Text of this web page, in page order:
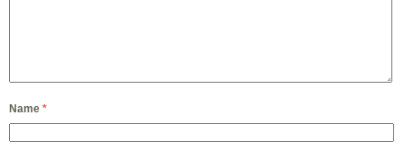
Name *